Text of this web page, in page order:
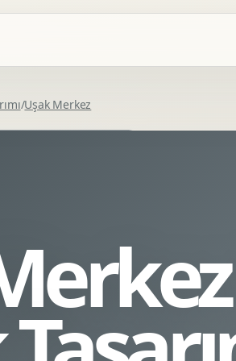
Ofis Ici Gorsel Kimlik
Kurumsal Katalog Tasarimi
/Uşak Merkez